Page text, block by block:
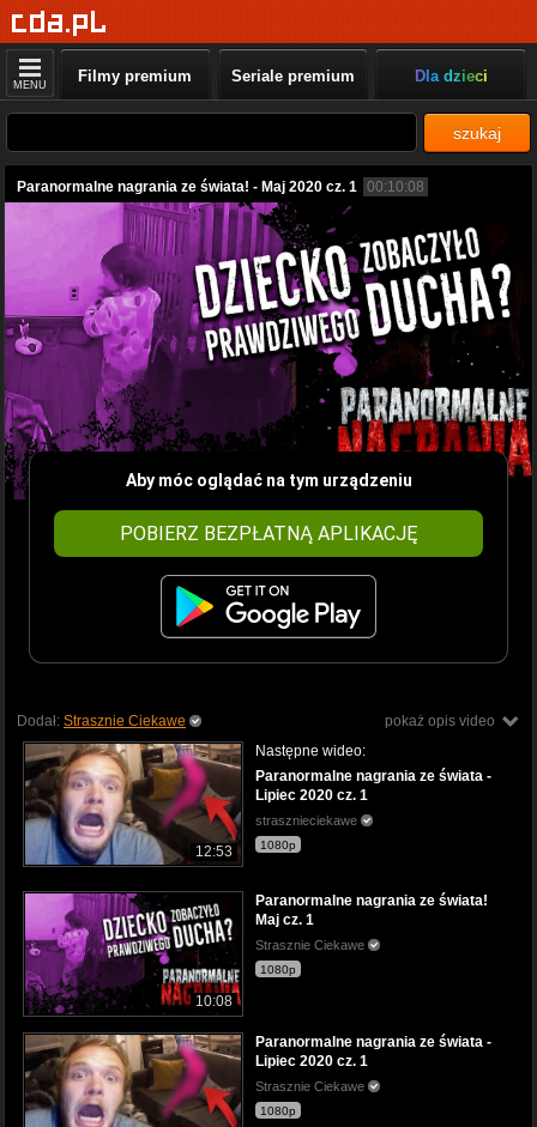
MENU Filmy premium Seriale premium Dla dzieci
szukaj
Paranormalne nagrania ze świata! - Maj 2020 cz. 1 00:10:08
Aby móc oglądać na tym urządzeniu
POBIERZ BEZPŁATNĄ APLIKACJĘ
pokaż opis video
Dodał: Strasznie Ciekawe
12:53
Następne wideo:
Paranormalne nagrania ze świata -
Lipiec 2020 cz. 1
strasznieciekawe
1080p
10:08
Paranormalne nagrania ze świata!
Maj cz. 1
Strasznie Ciekawe
1080p
Paranormalne nagrania ze świata -
Lipiec 2020 cz. 1
Strasznie Ciekawe
1080p